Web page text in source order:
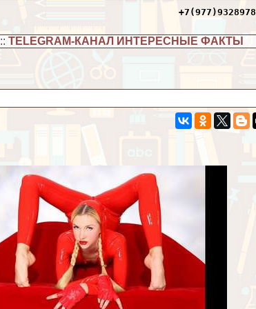
+7(977)9328978
::TELEGRAM-КАНАЛ ИНТЕРЕСНЫЕ ФАКТЫ